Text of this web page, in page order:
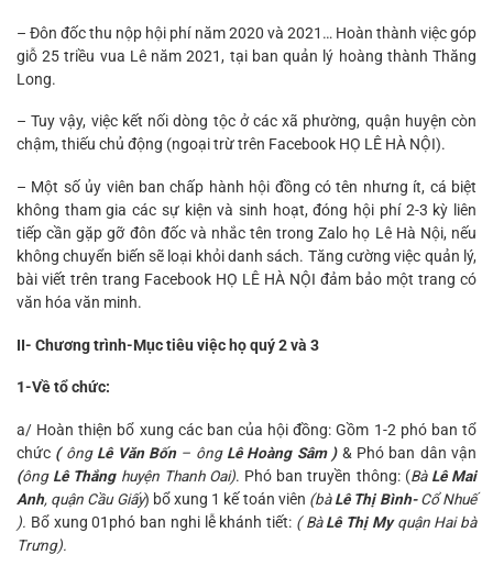
– Đôn đốc thu nộp hội phí năm 2020 và 2021… Hoàn thành việc góp
giỗ 25 triều vua Lê năm 2021, tại ban quản lý hoàng thành Thăng
Long.
– Tuy vậy, việc kết nối dòng tộc ở các xã phường, quận huyện còn
chậm, thiếu chủ động (ngoại trừ trên Facebook HỌ LÊ HÀ NỘI).
– Một số ủy viên ban chấp hành hội đồng có tên nhưng ít, cá biệt
không tham gia các sự kiện và sinh hoạt, đóng hội phí 2-3 kỳ liên
tiếp cần gặp gỡ đôn đốc và nhắc tên trong Zalo họ Lê Hà Nội, nếu
không chuyển biến sẽ loại khỏi danh sách. Tăng cường việc quản lý,
bài viết trên trang Facebook HỌ LÊ HÀ NỘI đảm bảo một trang có
văn hóa văn minh.
II- Chương trình-Mục tiêu việc họ quý 2 và 3
1-Về tổ chức:
a/ Hoàn thiện bổ xung các ban của hội đồng: Gồm 1-2 phó ban tổ
chức ( ôngLê Văn Bốn – ôngLê Hoàng Sâm )& Phó ban dân vận
(ông Lê Thắng huyện Thanh Oai). Phó ban truyền thông: (BàLê Mai
Anh, quận Cầu Giấy) bổ xung 1 kế toán viên (bàLê Thị Bình-Cổ Nhuế
). Bổ xung 01phó ban nghi lễ khánh tiết: ( BàLê Thị Myquận Hai bà
Trưng).